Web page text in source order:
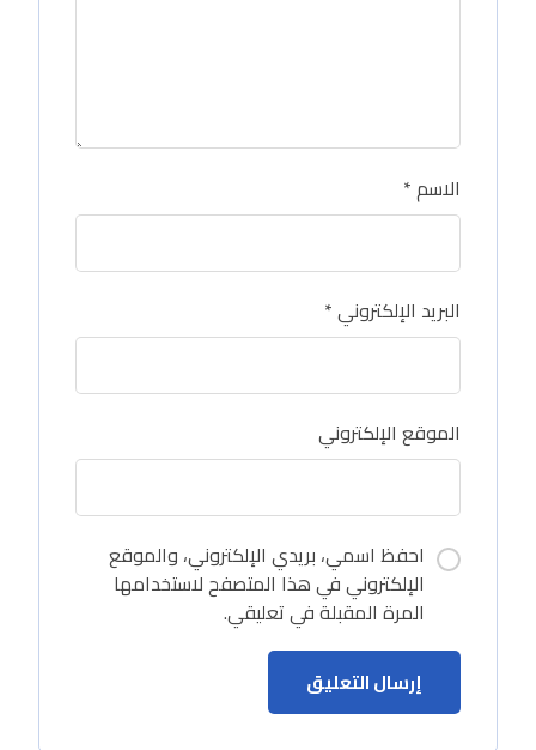
الاسم*
البريد الإلكتروني*
الموقع الإلكتروني
احفظ اسمي، بريدي الإلكتروني، والموقع
الإلكتروني في هذا المتصفح لاستخدامها
المرة المقبلة في تعليقي.
إرسال التعليق